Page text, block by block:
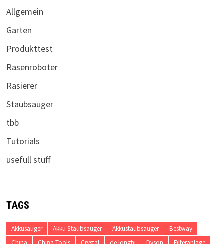
Allgemein
Garten
Produkttest
Rasenroboter
Rasierer
Staubsauger
tbb
Tutorials
usefull stuff
TAGS
Akkusauger Akku Staubsauger Akkustaubsauger
Bestway